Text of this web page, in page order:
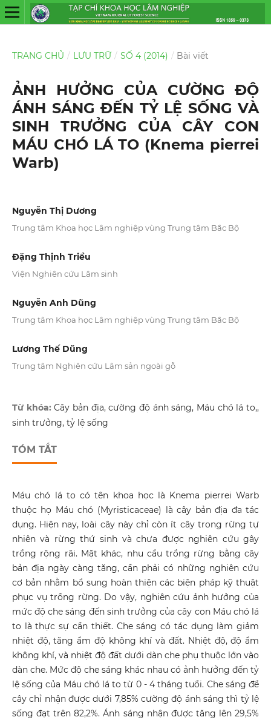
TRANG CHỦ / LƯU TRỮ / SỐ 4 (2014) / Bài viết
ẢNH HƯỞNG CỦA CƯỜNG ĐỘ
ÁNH SÁNG ĐẾN TỶ LỆ SỐNG VÀ
SINH TRƯỞNG CỦA CÂY CON
MÁU CHÓ LÁ TO (Knema pierrei
Warb)
Nguyễn Thị Dương
Trung tâm Khoa học Lâm nghiệp vùng Trung tâm Bắc Bộ
Đặng Thịnh Triều
Viện Nghiên cứu Lâm sinh
Nguyễn Anh Dũng
Trung tâm Khoa học Lâm nghiệp vùng Trung tâm Bắc Bộ
Lương Thế Dũng
Trung tâm Nghiên cứu Lâm sản ngoài gỗ
Từ khóa:Cây bản địa, cường độ ánh sáng, Máu chó lá to,,
sinh trưởng, tỷ lệ sống
TÓM TẮT
Máu chó lá to có tên khoa học là Knema pierrei Warb
thuộc họ Máu chó (Myristicaceae) là cây bản địa đa tác
dụng. Hiện nay, loài cây này chỉ còn ít cây trong rừng tự
nhiên và rừng thứ sinh và chưa được nghiên cứu gây
trồng rộng rãi. Mặt khác, nhu cầu trồng rừng bằng cây
bản địa ngày càng tăng, cần phải có những nghiên cứu
cơ bản nhằm bổ sung hoàn thiện các biện pháp kỹ thuật
phục vụ trồng rừng. Do vậy, nghiên cứu ảnh hưởng của
mức độ che sáng đến sinh trưởng của cây con Máu chó lá
to là thực sự cần thiết. Che sáng có tác dụng làm giảm
nhiệt độ, tăng ẩm độ không khí và đất. Nhiệt độ, độ ẩm
không khí, và nhiệt độ đất dưới dàn che phụ thuộc lớn vào
dàn che. Mức độ che sáng khác nhau có ảnh hưởng đến tỷ
lệ sống của Máu chó lá to từ 0 - 4 tháng tuổi. Che sáng để
cây chỉ nhận được dưới 7,85% cường độ ánh sáng thì tỷ lệ
sống đạt trên 82,2%. Ánh sáng nhận được tăng lên 29,5%